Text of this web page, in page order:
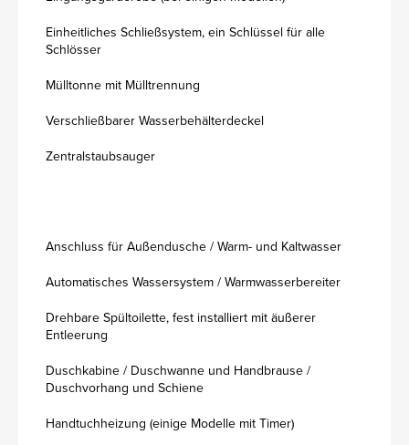
Einheitliches Schließsystem, ein Schlüssel für alle
Schlösser
Mülltonne mit Mülltrennung
Verschließbarer Wasserbehälterdeckel
Zentralstaubsauger
Anschluss für Außendusche / Warm- und Kaltwasser
Automatisches Wassersystem / Warmwasserbereiter
Drehbare Spültoilette, fest installiert mit äußerer
Entleerung
Duschkabine / Duschwanne und Handbrause /
Duschvorhang und Schiene
Handtuchheizung (einige Modelle mit Timer)